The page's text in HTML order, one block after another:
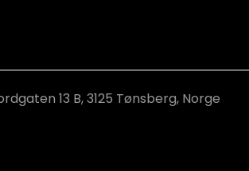
13 B, 3125 Tønsberg, Norge